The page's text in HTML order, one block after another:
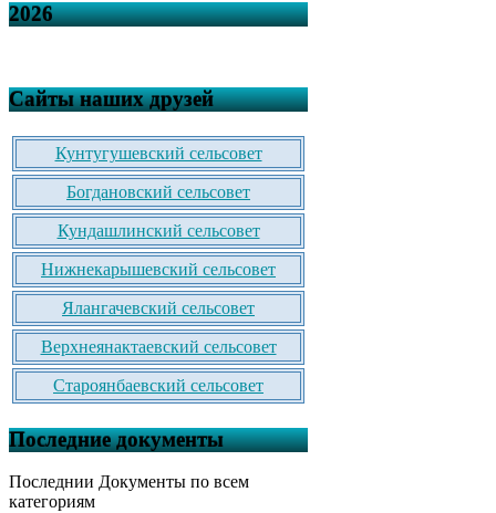
2026
Сайты наших друзей
Кунтугушевский сельсовет
Богдановский сельсовет
Кундашлинский сельсовет
Нижнекарышевский сельсовет
Ялангачевский сельсовет
Верхнеянактаевский сельсовет
Староянбаевский сельсовет
Последние документы
Последнии Документы по всем
категориям